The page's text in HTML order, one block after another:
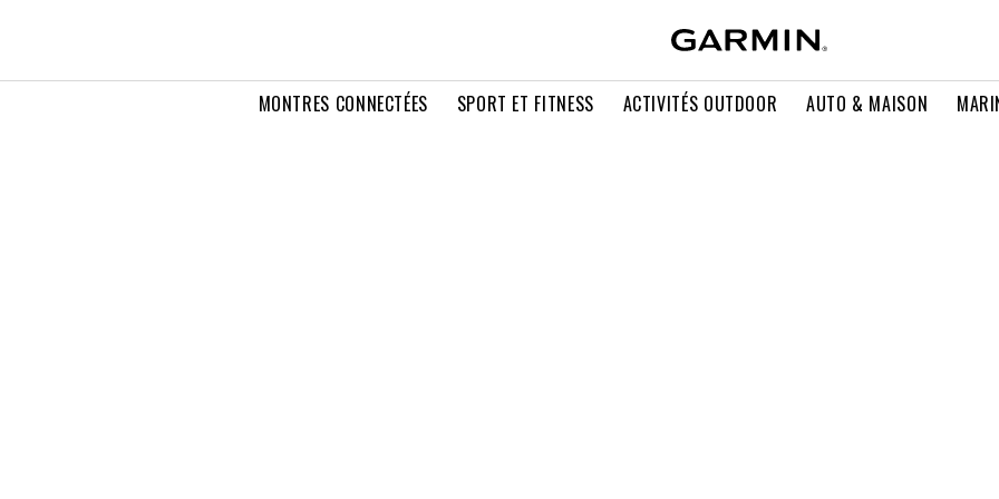
MONTRES CONNECTÉES SPORT ET FITNESS ACTIVITÉS OUTDOOR AUTO & MAISON